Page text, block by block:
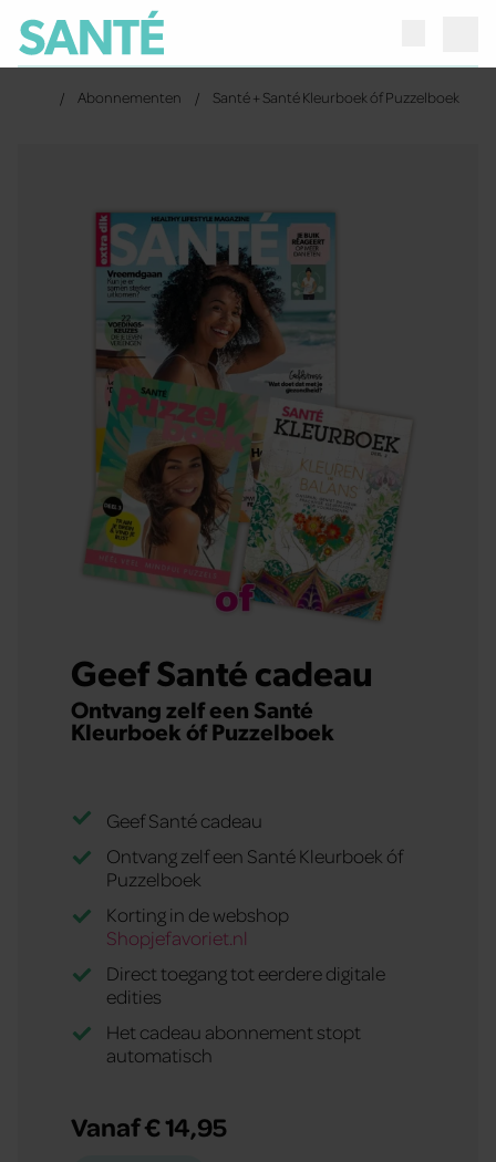
Abonnementen Santé + Santé Kleurboek óf Puzzelboek
Geef Santé cadeau
Ontvang zelf een Santé
Kleurboek óf Puzzelboek
Geef Santé cadeau
Ontvang zelf een Santé Kleurboek óf
Puzzelboek
Korting in de webshop
Shopjefavoriet.nl
Direct toegang tot eerdere digitale
edities
Het cadeau abonnement stopt
automatisch
Vanaf € 14,95